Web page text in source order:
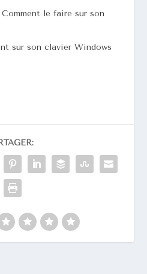
le faire sur son
sur son clavier Windows